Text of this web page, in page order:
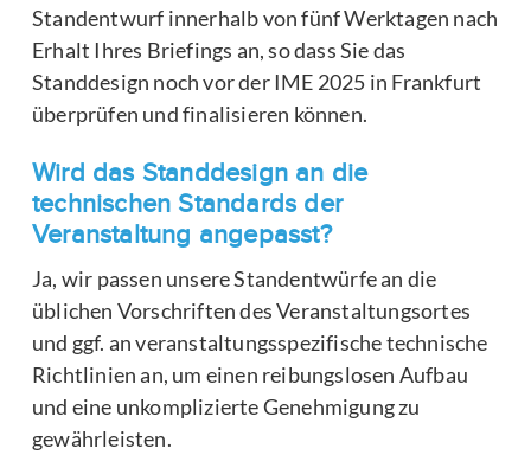
Standentwurf innerhalb von fünf Werktagen nach
Erhalt Ihres Briefings an, so dass Sie das
Standdesign noch vor der IME 2025 in Frankfurt
überprüfen und finalisieren können.
Wird das Standdesign an die
technischen Standards der
Veranstaltung angepasst?
Ja, wir passen unsere Standentwürfe an die
üblichen Vorschriften des Veranstaltungsortes
und ggf. an veranstaltungsspezifische technische
Richtlinien an, um einen reibungslosen Aufbau
und eine unkomplizierte Genehmigung zu
gewährleisten.